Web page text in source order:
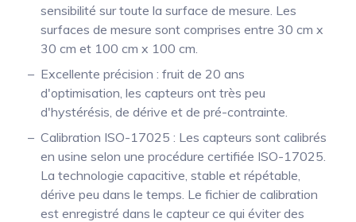
sensibilité sur toute la surface de mesure. Les
surfaces de mesure sont comprises entre 30 cm x
30 cm et 100 cm x 100 cm.
Excellente précision : fruit de 20 ans
d'optimisation, les capteurs ont très peu
d'hystérésis, de dérive et de pré-contrainte.
Calibration ISO-17025 : Les capteurs sont calibrés
en usine selon une procédure certifiée ISO-17025.
La technologie capacitive, stable et répétable,
dérive peu dans le temps. Le fichier de calibration
est enregistré dans le capteur ce qui éviter des